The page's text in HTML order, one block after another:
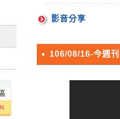
影音分享
106/08/16-今週